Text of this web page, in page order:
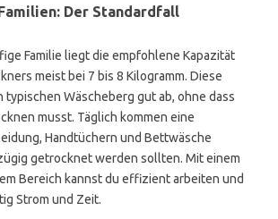
Der Standardfall
Familie liegt die empfohlene Kapazität
meist bei 7 bis 8 Kilogramm. Diese
typischen Wäscheberg gut ab, ohne dass
musst. Täglich kommen eine
Handtüchern und Bettwäsche
getrocknet werden sollten. Mit einem
Bereich kannst du effizient arbeiten und
Strom und Zeit.